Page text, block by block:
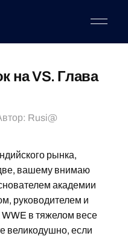
на VS. Глава
Rusi@
рынка,
вашему внимаю
академии
руководителем и
в тяжелом весе
великодушно, если